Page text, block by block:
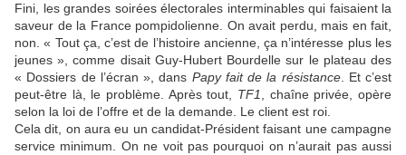
Fini, les grandes soirées électorales interminables qui faisaient la
saveur de la France pompidolienne. On avait perdu, mais en fait,
non. « Tout ça, c’est de l’histoire ancienne, ça n’intéresse plus les
jeunes », comme disait Guy-Hubert Bourdelle sur le plateau des
« Dossiers de l’écran », dans Papy fait de la résistance. Et c’est
peut-être là, le problème. Après tout, TF1
, chaîne privée, opère
selon la loi de l’offre et de la demande. Le client est roi.
Cela dit, on aura eu un candidat-Président faisant une campagne
service minimum. On ne voit pas pourquoi on n’aurait pas aussi